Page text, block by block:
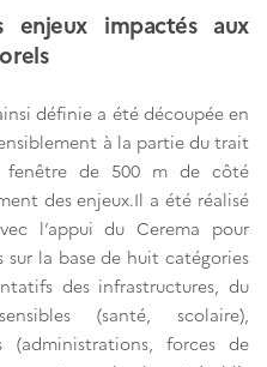
enjeux impactés aux
définie a été découpée en
à la partie du trait
fenêtre de 500 m de côté
des enjeux.Il a été réalisé
l’appui du Cerema pour
la base de huit catégories
des infrastructures, du
(santé, scolaire),
(administrations, forces de